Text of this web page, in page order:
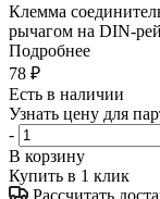
Клемма
рычагом на DIN-
Подробнее
78 ₽
Есть в наличии
Узнать цену для
-
В корзину
Купить в 1 клик
Рассчитать